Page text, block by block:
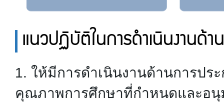
แนวปฏิบัติในการดำเนินงานด้
1. ให้มีการดำเนินงานด้านการป
คุณภาพการศึกษาที่กำหนดและอนุ